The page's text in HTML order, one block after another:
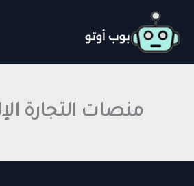
المحتوى
منصات التجارة